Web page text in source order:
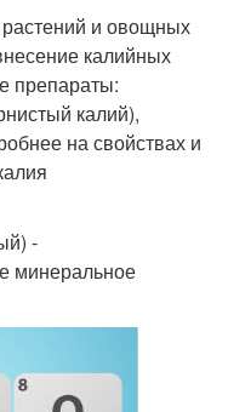
и овощных
калийных
препараты:
калий),
на свойствах и
-
минеральное